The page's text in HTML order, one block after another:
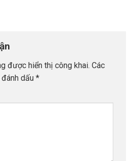
được hiển thị công khai. Các
dấu *